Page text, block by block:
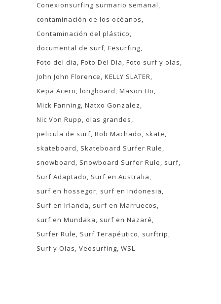
Conexionsurfing surmario semanal
contaminación de los océanos
Contaminación del plástico
documental de surf Fesurfing
Foto del dia Foto Del Día Foto surf y olas
John John Florence KELLY SLATER
Kepa Acero longboard Mason Ho
Mick Fanning Natxo Gonzalez
Nic Von Rupp
olas grandes
pelicula de surf Rob Machado
skate
skateboard
Skateboard Surfer Rule
snowboard
Snowboard Surfer Rule
surf
Surf Adaptado
Surf en Australia
surf en hossegor surf en Indonesia
Surf en Irlanda
surf en Marruecos
surf en Mundaka
surf en Nazaré
Surfer Rule
Surf Terapéutico
surftrip
Surf y Olas Veosurfing WSL